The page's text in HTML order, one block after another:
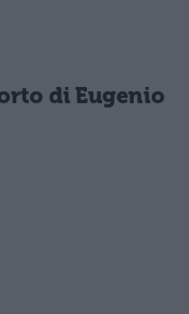
di Eugenio